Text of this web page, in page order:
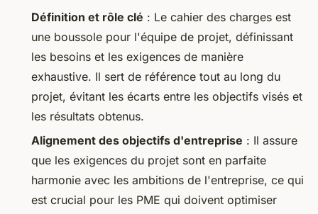
Définition et rôle clé : Le cahier des charges est
une boussole pour l'équipe de projet, définissant
les besoins et les exigences de manière
exhaustive. Il sert de référence tout au long du
projet, évitant les écarts entre les objectifs visés et
les résultats obtenus.
Alignement des objectifs d'entreprise : Il assure
que les exigences du projet sont en parfaite
harmonie avec les ambitions de l'entreprise, ce qui
est crucial pour les PME qui doivent optimiser